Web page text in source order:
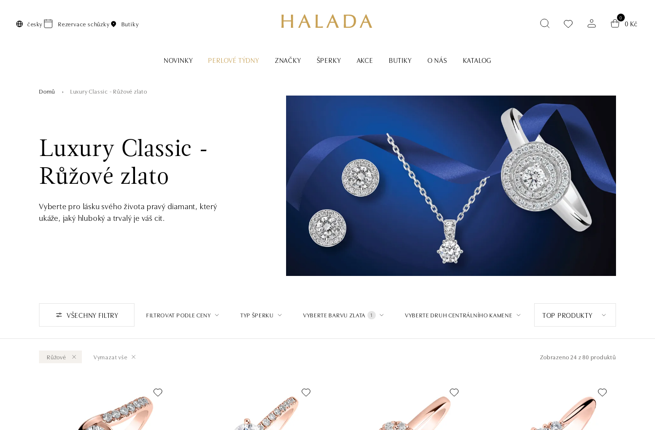
česky Rezervace schůzky Butiky
0
0 Kč
NOVINKY PERLOVÉ TÝDNY ZNAČKY ŠPERKY AKCE BUTIKY O NÁS KATALOG
Domů Luxury Classic - Růžové zlato
Luxury Classic -
Růžové zlato
Vyberte pro lásku svého života pravý diamant, který
ukáže, jaký hluboký a trvalý je váš cit.
VŠECHNY FILTRY FILTROVAT PODLE CENY TYP ŠPERKU VYBERTE BARVU ZLATA 1 VYBERTE DRUH CENTRÁLNÍHO KAMENE TOP PRODUKTY
Růžové Vymazat vše Zobrazeno24 z 80 produktů